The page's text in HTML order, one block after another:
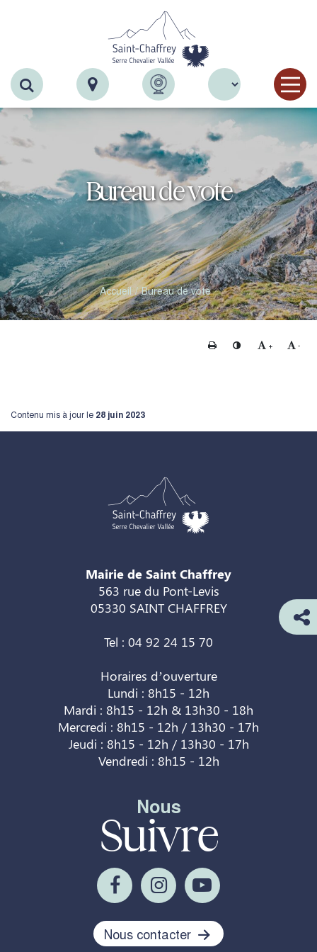
Recherche
Bureau de vote
Accueil Bureau de vote
Imprimer Changer le contraste
+ Agrandir le
-
Contenu mis à jour le 28 juin 2023
Mairie de Saint Chaffrey
563 rue du Pont-Levis
05330 SAINT CHAFFREY
Tel : 04 92 24 15 70
Horaires d’ouverture
Lundi : 8h15 - 12h
Mardi : 8h15 - 12h & 13h30 - 18h
Mercredi : 8h15 - 12h / 13h30 - 17h
Jeudi : 8h15 - 12h / 13h30 - 17h
Vendredi : 8h15 - 12h
Nous
Suivre
Nous contacter